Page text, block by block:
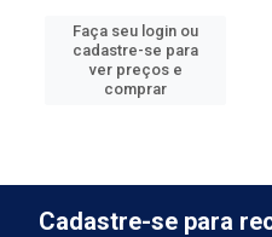
Faça seu login ou
cadastre-se para
ver preços e
comprar
Cadastre-se para